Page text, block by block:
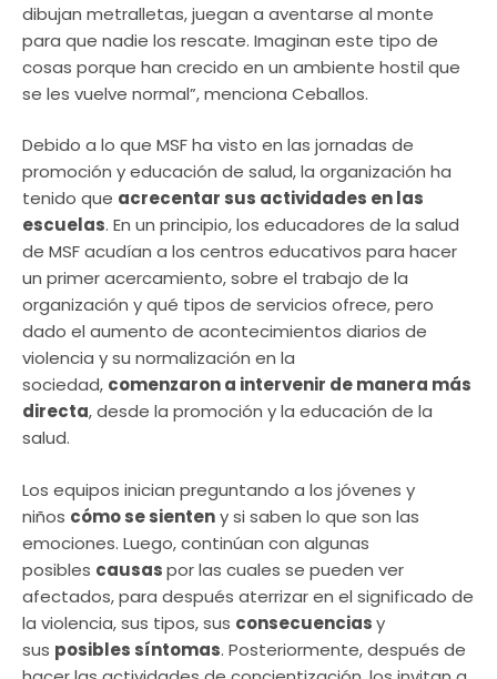
dibujan metralletas, juegan a aventarse al monte
para que nadie los rescate. Imaginan este tipo de
cosas porque han crecido en un ambiente hostil que
se les vuelve normal”, menciona Ceballos.
Debido a lo que MSF ha visto en las jornadas de
promoción y educación de salud, la organización ha
tenido que acrecentar sus actividades en las
escuelas. En un principio, los educadores de la salud
de MSF acudían a los centros educativos para hacer
un primer acercamiento, sobre el trabajo de la
organización y qué tipos de servicios ofrece, pero
dado el aumento de acontecimientos diarios de
violencia y su normalización en la
sociedad, comenzaron a intervenir de manera más
directa, desde la promoción y la educación de la
salud.
Los equipos inician preguntando a los jóvenes y
niños cómo se sienteny si saben lo que son las
emociones. Luego, continúan con algunas
posibles causaspor las cuales se pueden ver
afectados, para después aterrizar en el significado de
la violencia, sus tipos, sus consecuenciasy
sus posibles síntomas. Posteriormente, después de